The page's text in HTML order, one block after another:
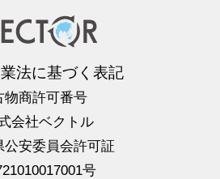
法に基づく表記
物商許可番号
会社ベクトル
公安委員会許可証
号